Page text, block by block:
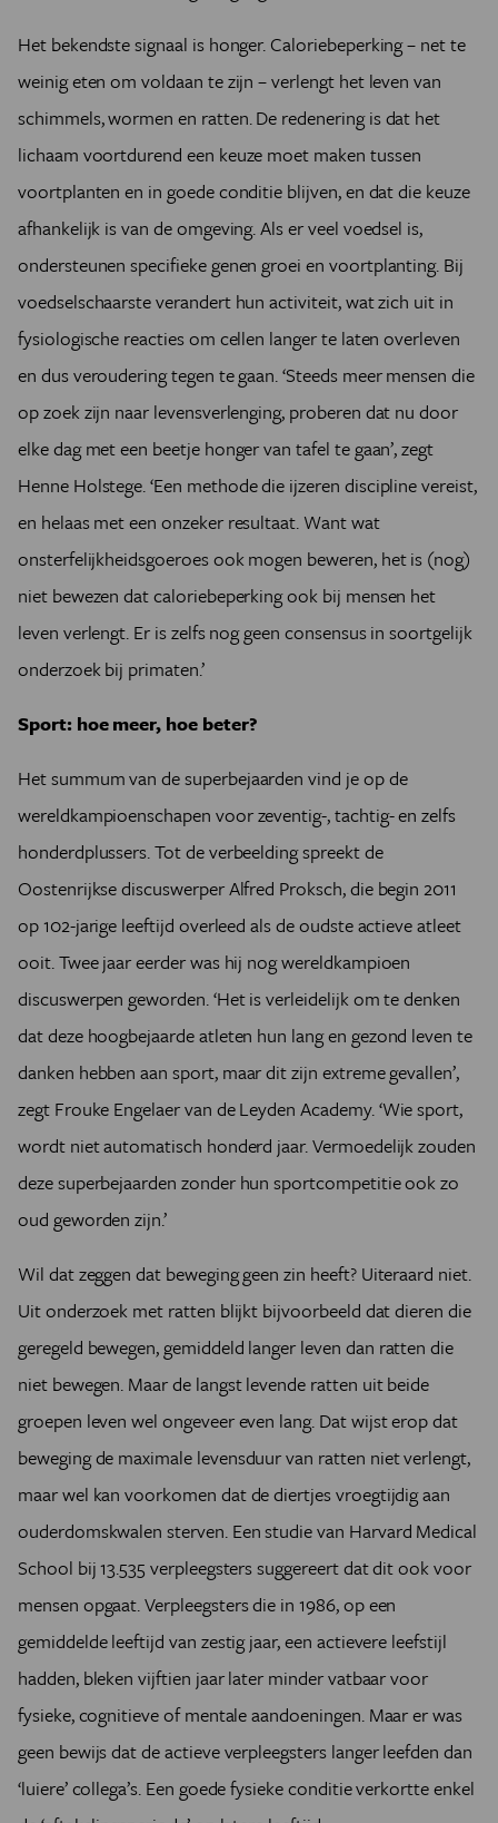
Het bekendste signaal is honger. Caloriebeperking – net te
weinig eten om voldaan te zijn – verlengt het leven van
schimmels, wormen en ratten. De redenering is dat het
lichaam voortdurend een keuze moet maken tussen
voortplanten en in goede conditie blijven, en dat die keuze
afhankelijk is van de omgeving. Als er veel voedsel is,
ondersteunen specifieke genen groei en voortplanting. Bij
voedselschaarste verandert hun activiteit, wat zich uit in
fysiologische reacties om cellen langer te laten overleven
en dus veroudering tegen te gaan. ‘Steeds meer mensen die
op zoek zijn naar levensverlenging, proberen dat nu door
elke dag met een beetje honger van tafel te gaan’, zegt
Henne Holstege. ‘Een methode die ijzeren discipline vereist,
en helaas met een onzeker resultaat. Want wat
onsterfelijkheidsgoeroes ook mogen beweren, het is (nog)
niet bewezen dat caloriebeperking ook bij mensen het
leven verlengt. Er is zelfs nog geen consensus in soortgelijk
onderzoek bij primaten.’
Sport: hoe meer, hoe beter?
Het summum van de superbejaarden vind je op de
wereldkampioenschapen voor zeventig-, tachtig- en zelfs
honderdplussers. Tot de verbeelding spreekt de
Oostenrijkse discuswerper Alfred Proksch, die begin 2011
op 102-jarige leeftijd overleed als de oudste actieve atleet
ooit. Twee jaar eerder was hij nog wereldkampioen
discuswerpen geworden. ‘Het is verleidelijk om te denken
dat deze hoogbejaarde atleten hun lang en gezond leven te
danken hebben aan sport, maar dit zijn extreme gevallen’,
zegt Frouke Engelaer van de Leyden Academy. ‘Wie sport,
wordt niet automatisch honderd jaar. Vermoedelijk zouden
deze superbejaarden zonder hun sportcompetitie ook zo
oud geworden zijn.’
Wil dat zeggen dat beweging geen zin heeft? Uiteraard niet.
Uit onderzoek met ratten blijkt bijvoorbeeld dat dieren die
geregeld bewegen, gemiddeld langer leven dan ratten die
niet bewegen. Maar de langst levende ratten uit beide
groepen leven wel ongeveer even lang. Dat wijst erop dat
beweging de maximale levensduur van ratten niet verlengt,
maar wel kan voorkomen dat de diertjes vroegtijdig aan
ouderdomskwalen sterven. Een studie van Harvard Medical
School bij 13.535 verpleegsters suggereert dat dit ook voor
mensen opgaat. Verpleegsters die in 1986, op een
gemiddelde leeftijd van zestig jaar, een actievere leefstijl
hadden, bleken vijftien jaar later minder vatbaar voor
fysieke, cognitieve of mentale aandoeningen. Maar er was
geen bewijs dat de actieve verpleegsters langer leefden dan
‘luiere’ collega’s. Een goede fysieke conditie verkortte enkel